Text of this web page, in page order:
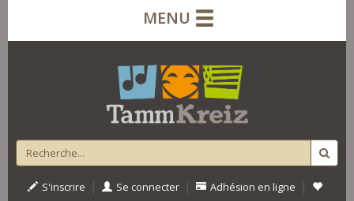
MENU
S'inscrire | Se connecter | Adhésion en ligne |